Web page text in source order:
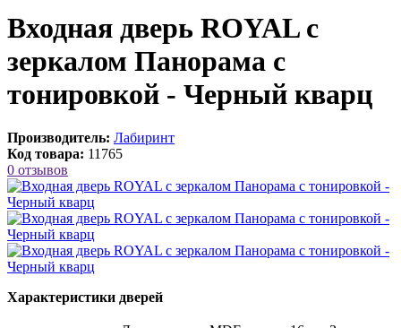
Входная дверь ROYAL с
зеркалом Панорама с
тонировкой - Черный кварц
Производитель: Лабиринт
Код товара: 11765
0 отзывов
Характеристики дверей